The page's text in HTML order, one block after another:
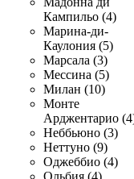
Кампильо (4)
Марина-ди-
Каулония (5)
Марсала (3)
Мессина (5)
Милан (10)
Монте
Арджентарио
Неббьюно (3)
Неттуно (9)
Оджеббио (4)
Ольбия (4)